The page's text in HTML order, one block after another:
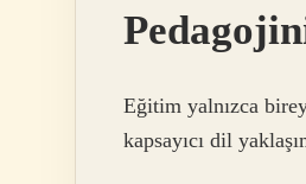
Eğitim yalnızca
kapsayıcı dil